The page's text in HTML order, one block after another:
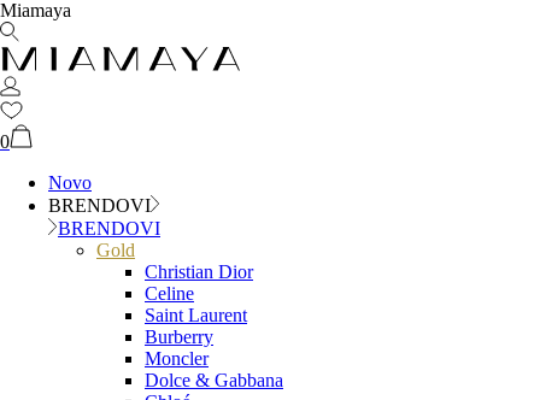
Miamaya
0
Novo
BRENDOVI
BRENDOVI
Gold
Christian Dior
Celine
Saint Laurent
Burberry
Moncler
Dolce & Gabbana